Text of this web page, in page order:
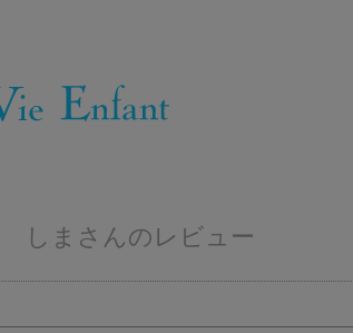
しまさんのレビュー